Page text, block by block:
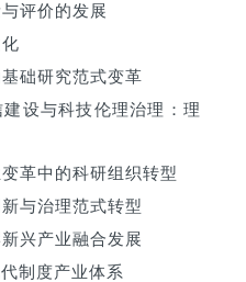
评价的发展
础研究范式变革
设与科技伦理治理：理
革中的科研组织转型
与治理范式转型
兴产业融合发展
制度产业体系